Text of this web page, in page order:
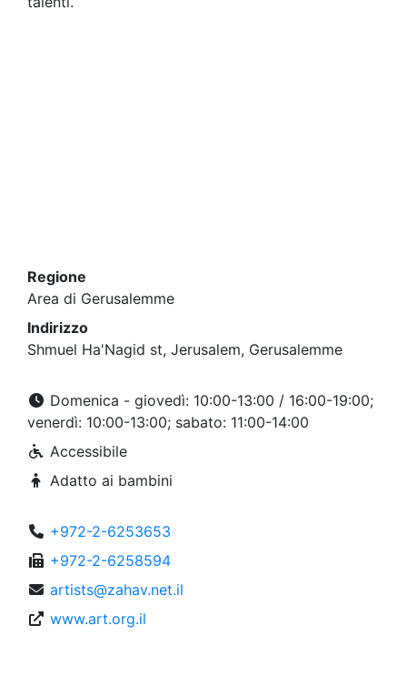
Regione
Area di Gerusalemme
Indirizzo
Shmuel Ha'Nagid st, Jerusalem, Gerusalemme
Domenica - giovedì: 10:00-13:00 / 16:00-19:00;
venerdì: 10:00-13:00; sabato: 11:00-14:00
Accessibile
Adatto ai bambini
+972-2-6253653
+972-2-6258594
artists@zahav.net.il
www.art.org.il